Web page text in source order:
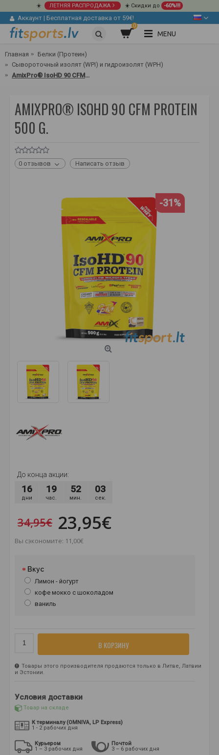
☀️ ЛЕТНЯЯ РАСПРОДАЖА ☀️ Скидки до -60%!!!
Аккаунт | Бесплатная доставка от 59€!
0
MENU
Главная
Белки (Протеин)
Сывороточный изолят (WPI) и гидроизолят (WPH)
AmixPro® IsoHD 90 CFM Protein 500 g.
AMIXPRO® ISOHD 90 CFM PROTEIN
500 G.
0 отзывов Написать отзыв
-31%
До конца акции:
16
дни
19
час.
52
мин.
02
сек.
34,95€ 23,95€
Вы сэкономите: 11,00€
Вкус
Лимон - йогурт
кофе мокко с шоколадом
ваниль
В КОРЗИНУ
Товары этого производителя продаются только в Литве, Латвии
и Эстонии.
Условия доставки
Товар на складе
К терминалу (OMNIVA, LP Express)
1 - 2 рабочих дня
Курьером
1 – 3 рабочих дня
Почтой
3 – 6 рабочих дня